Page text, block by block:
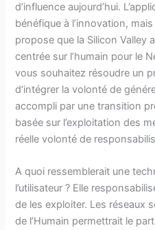
d’influence aujourd’hui.
bénéfique à l’innovation,
propose que la Silicon Valley
centrée sur l’humain pour le
vous souhaitez résoudre un
d’intégrer la volonté de
accompli par une transition
basée sur l’exploitation des
réelle volonté de
A quoi ressemblerait une
l’utilisateur ? Elle
de les exploiter. Les réseaux
de l’Humain permettrait le